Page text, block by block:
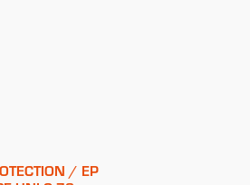
/ EP